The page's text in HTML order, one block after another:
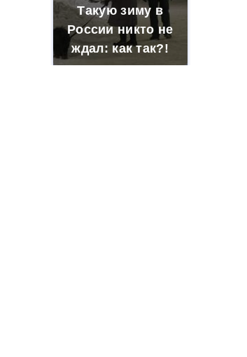
Такую зиму в
России никто не
ждал: как так?!